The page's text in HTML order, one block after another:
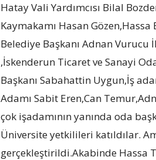
Hatay Vali Yardımcısı Bilal
Kaymakamı Hasan
Belediye Başkanı Adnan Vurucu
,İskenderun Ticaret ve Sanayi
Başkanı Sabahattin Uygun,İş
Adamı Sabit Eren,Can
çok işadamının yanında oda
Üniversite yetkilileri katıldılar.
gerçekleştirildi.Akabinde Hassa